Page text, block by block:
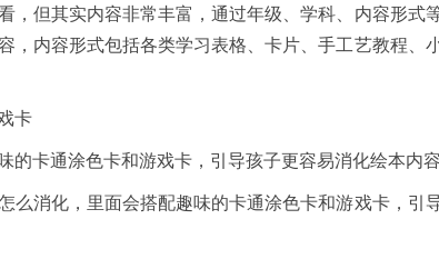
但其实内容非常丰富，通过年级、学科、内容形式
，内容形式包括各类学习表格、卡片、手工艺教程、
卡
卡通涂色卡和游戏卡，引导孩子更容易消化绘本内容
消化，里面会搭配趣味的卡通涂色卡和游戏卡，引